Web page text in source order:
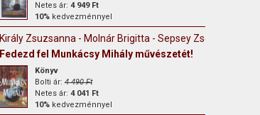
Netes ár: 4 949 Ft
10%kedvezménnyel
Király Zsuzsanna - Molnár Brigitta - Sepsey Zsófia
Fedezd fel Munkácsy Mihály művészetét!
Könyv
Bolti ár:4 490 Ft
Netes ár: 4 041 Ft
10%kedvezménnyel